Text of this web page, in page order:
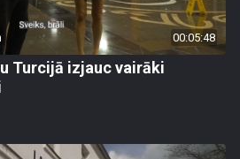
00:05:48
Turcijā izjauc vairāki